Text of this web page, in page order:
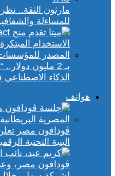
مارثون الثقة..
للمساءلة
بـ 2 مليون
الذكاء
هواتف
البنية التحتية